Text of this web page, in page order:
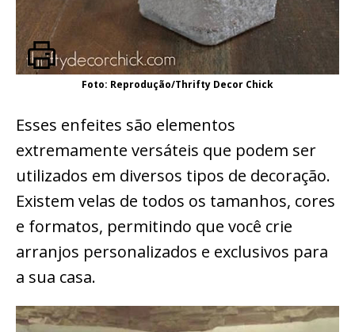
Foto: Reprodução/Thrifty Decor Chick
Esses enfeites são elementos
extremamente versáteis que podem ser
utilizados em diversos tipos de decoração.
Existem velas de todos os tamanhos, cores
e formatos, permitindo que você crie
arranjos personalizados e exclusivos para
a sua casa.